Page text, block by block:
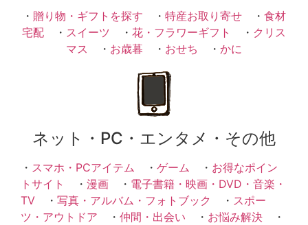
・ 贈り物・ギフトを探す ・ 特産お取り寄せ ・ 食材
宅配 ・ スイーツ ・ 花・フラワーギフト ・ クリス
マス ・ お歳暮 ・ おせち ・ かに
ネット・PC・エンタメ・その他
・ スマホ・PCアイテム ・ ゲーム ・ お得なポイン
トサイト
・ 漫画 ・ 電子書籍・映画・DVD・音楽・
TV ・ 写真・アルバム・フォトブック ・ スポー
ツ・アウトドア ・ 仲間・出会い ・ お悩み解決 ・